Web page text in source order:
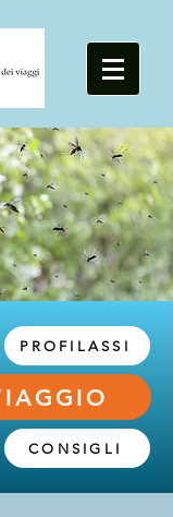
PROFILASSI
CONSIGLI